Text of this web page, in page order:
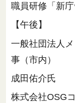
職員研修「新
【午後】
一般社団法人
事（市内）
成田佑介氏
株式会社OSG